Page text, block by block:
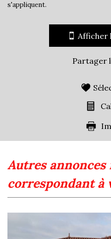
s'appliquent.
Afficher
Partager
autres annonces immobilières
correspondant à